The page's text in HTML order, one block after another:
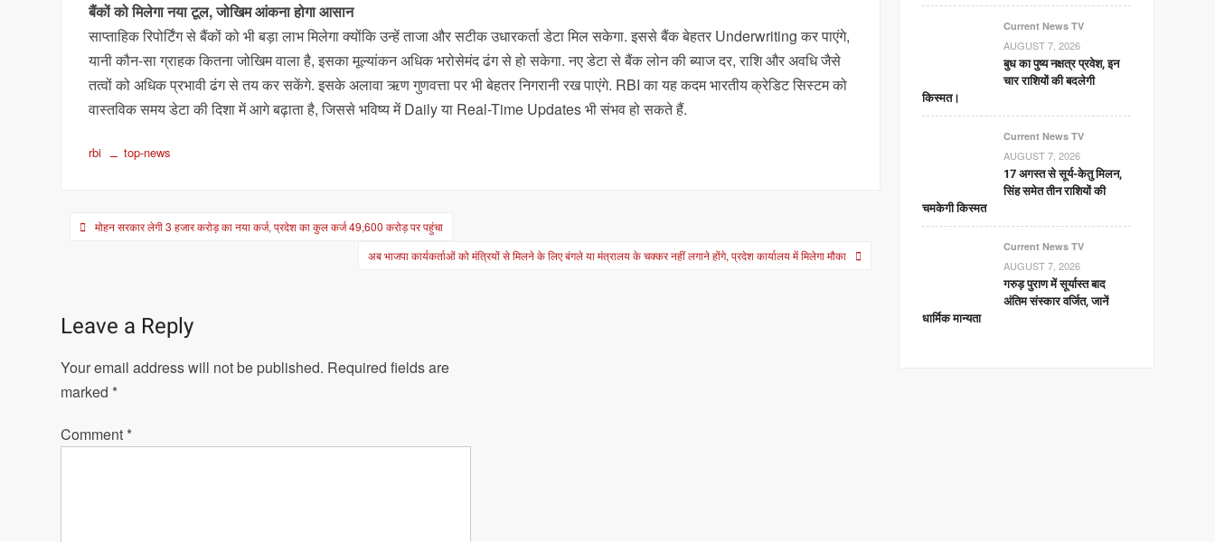
बैंकों को मिलेगा नया टूल, जोखिम आंकना होगा आसान
साप्ताहिक रिपोर्टिंग से बैंकों को भी बड़ा लाभ मिलेगा क्योंकि उन्हें ताजा और सटीक उधारकर्ता डेटा मिल सकेगा. इससे बैंक बेहतर Underwriting कर पाएंगे,
यानी कौन-सा ग्राहक कितना जोखिम वाला है, इसका मूल्यांकन अधिक भरोसेमंद ढंग से हो सकेगा. नए डेटा से बैंक लोन की ब्याज दर, राशि और अवधि जैसे
तत्वों को अधिक प्रभावी ढंग से तय कर सकेंगे. इसके अलावा ऋण गुणवत्ता पर भी बेहतर निगरानी रख पाएंगे. RBI का यह कदम भारतीय क्रेडिट सिस्टम को
वास्तविक समय डेटा की दिशा में आगे बढ़ाता है, जिससे भविष्य में Daily या Real-Time Updates भी संभव हो सकते हैं.
rbi top-news
Post
मोहन सरकार लेगी 3 हजार करोड़ का नया कर्ज, प्रदेश का कुल कर्ज 49,600 करोड़ पर पहुंचा
अब भाजपा कार्यकर्ताओं को मंत्रियों से मिलने के लिए बंगले या मंत्रालय के चक्कर नहीं लगाने होंगे, प्रदेश कार्यालय में मिलेगा मौका
Leave a Reply
Your email address will not be published. Required fields are
marked *
Comment *
Current News TV
AUGUST 7, 2026
बुध का पुष्य नक्षत्र प्रवेश, इन
चार राशियों की बदलेगी
किस्मत।
Current News TV
AUGUST 7, 2026
17 अगस्त से सूर्य-केतु मिलन,
सिंह समेत तीन राशियों की
चमकेगी किस्मत
Current News TV
AUGUST 7, 2026
गरुड़ पुराण में सूर्यास्त बाद
अंतिम संस्कार वर्जित, जानें
धार्मिक मान्यता